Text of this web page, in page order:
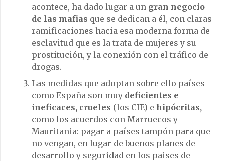
acontece, ha dado lugar a un gran negocio
de las mafias que se dedican a él, con claras
ramificaciones hacia esa moderna forma de
esclavitud que es la trata de mujeres y su
prostitución, y la conexión con el tráfico de
drogas.
Las medidas que adoptan sobre ello países
como España son muy deficientes e
ineficaces, crueles (los CIE) e hipócritas,
como los acuerdos con Marruecos y
Mauritania: pagar a países tampón para que
no vengan, en lugar de buenos planes de
desarrollo y seguridad en los paises de